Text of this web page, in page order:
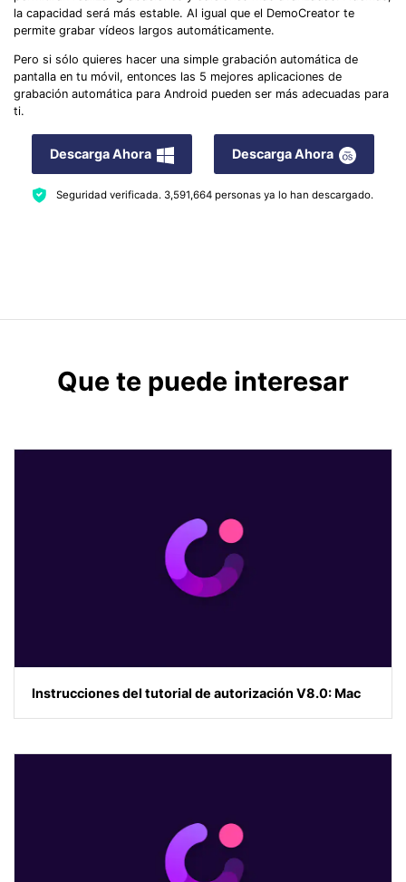
la capacidad será más estable. Al igual que el DemoCreator te
permite grabar vídeos largos automáticamente.
Pero si sólo quieres hacer una simple grabación automática de
pantalla en tu móvil, entonces las 5 mejores aplicaciones de
grabación automática para Android pueden ser más adecuadas para
ti.
Descarga Ahora Descarga Ahora
Seguridad verificada. 3,591,664personas ya lo han descargado.
Que te puede interesar
Instrucciones del tutorial de autorización V8.0: Mac